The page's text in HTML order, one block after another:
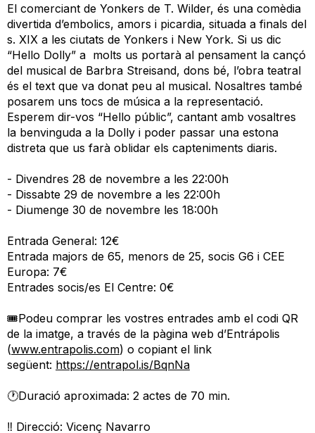
El comerciant de Yonkers de T. Wilder, és una comèdia
divertida d’embolics, amors i picardia, situada a finals del
s. XIX a les ciutats de Yonkers i New York. Si us dic
“Hello Dolly” a molts us portarà al pensament la cançó
del musical de Barbra Streisand, dons bé, l’obra teatral
és el text que va donat peu al musical. Nosaltres també
posarem uns tocs de música a la representació.
Esperem dir-vos “Hello públic”, cantant amb vosaltres
la benvinguda a la Dolly i poder passar una estona
distreta que us farà oblidar els capteniments diaris.
- Divendres 28 de novembre a les 22:00h
- Dissabte 29 de novembre a les 22:00h
- Diumenge 30 de novembre les 18:00h
Entrada General: 12€
Entrada majors de 65, menors de 25, socis G6 i CEE
Europa: 7€
Entrades socis/es El Centre: 0€
🎟Podeu comprar les vostres entrades amb el codi QR
de la imatge, a través de la pàgina web d’Entrápolis
(www.entrapolis.com) o copiant el link
següent: https://entrapol.is/BqnNa
🕐Duració aproximada: 2 actes de 70 min.
‼️ Direcció: Vicenç Navarro